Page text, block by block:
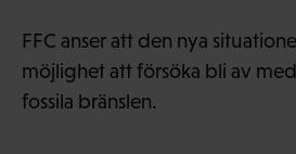
FFC anser att den nya
möjlighet att försöka bli av
fossila bränslen.